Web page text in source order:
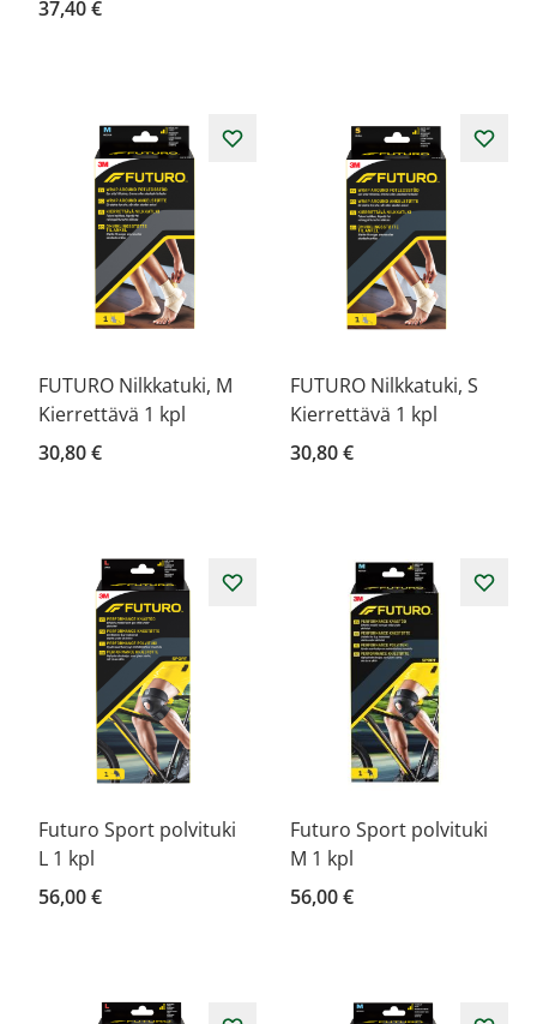
37,40 €
FUTURO Nilkkatuki, M
Kierrettävä 1 kpl
30,80 €
FUTURO Nilkkatuki, S
Kierrettävä 1 kpl
30,80 €
Futuro Sport polvituki
L 1 kpl
56,00 €
Futuro Sport polvituki
M 1 kpl
56,00 €